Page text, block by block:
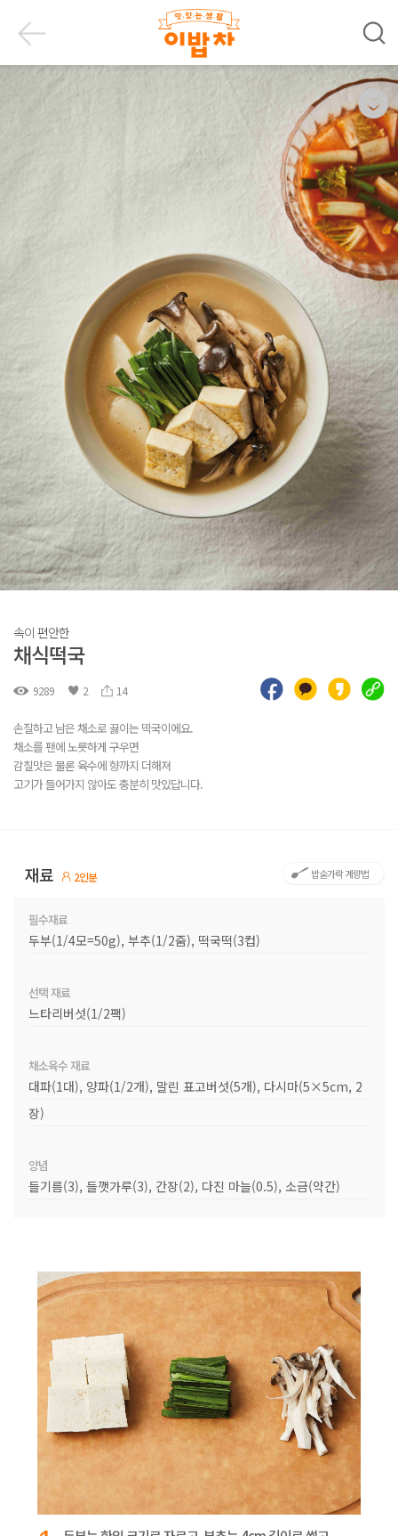
속이 편안한
채식떡국
9289 2 14
손질하고 남은 채소로 끓이는 떡국이에요.
채소를 팬에 노릇하게 구우면
감칠맛은 물론 육수에 향까지 더해져
고기가 들어가지 않아도 충분히 맛있답니다.
재료 2인분 밥숟가락 계량법
필수재료
두부(1/4모=50g), 부추(1/2줌), 떡국떡(3컵)
선택 재료
느타리버섯(1/2팩)
채소육수 재료
대파(1대), 양파(1/2개), 말린 표고버섯(5개), 다시마(5×5cm, 2
장)
양념
들기름(3), 들깻가루(3), 간장(2), 다진 마늘(0.5), 소금(약간)